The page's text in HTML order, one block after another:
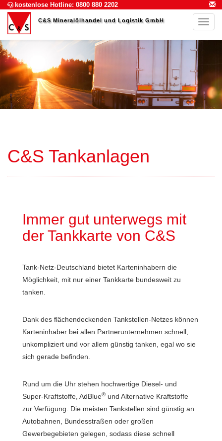
kostenlose Hotline: 0800 880 2202
C&S Mineralölhandel und Logistik GmbH
C&S Tankanlagen
Immer gut unterwegs mit
der Tankkarte von C&S
Tank-Netz-Deutschland bietet Karteninhabern die
Möglichkeit, mit nur einer Tankkarte bundesweit zu
tanken.
Dank des flächendeckenden Tankstellen-Netzes können
Karteninhaber bei allen Partnerunternehmen schnell,
unkompliziert und vor allem günstig tanken, egal wo sie
sich gerade befinden.
Rund um die Uhr stehen hochwertige Diesel- und
Super-Kraftstoffe, AdBlue® und Alternative Kraftstoffe
zur Verfügung. Die meisten Tankstellen sind günstig an
Autobahnen, Bundesstraßen oder großen
Gewerbegebieten gelegen, sodass diese schnell